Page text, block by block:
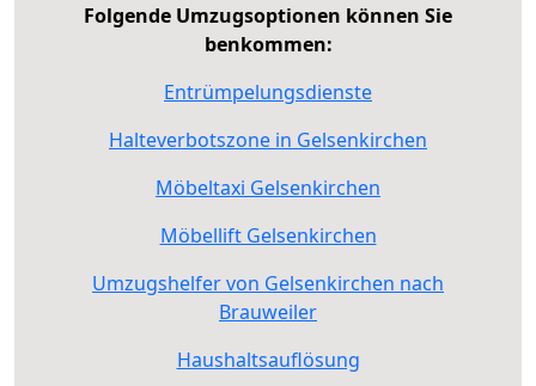
Folgende Umzugsoptionen können Sie
benkommen:
Entrümpelungsdienste
Halteverbotszone in Gelsenkirchen
Möbeltaxi Gelsenkirchen
Möbellift Gelsenkirchen
Umzugshelfer von Gelsenkirchen nach
Brauweiler
Haushaltsauflösung